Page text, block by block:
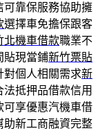
可靠保服務協助擁
選擇車免擔保跟客
北機車借款職業不
貼現當鋪新竹票貼
對個人相關需求新
抵押品借款信用
可享優惠汽機車借
助新工商融資完整